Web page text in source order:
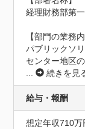
経理財務部第
【部門の業務
パブリックソ
センター地区
...
続きを見
給与・報酬
想定年収710万